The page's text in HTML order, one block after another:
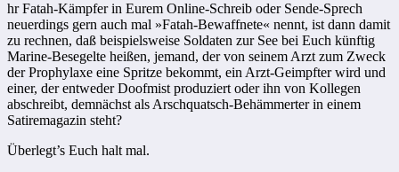
hr Fatah-Kämpfer in Eurem Online-Schreib oder Sende-Sprech
neuerdings gern auch mal »Fatah-Bewaffnete« nennt, ist dann damit
zu rechnen, daß beispielsweise Soldaten zur See bei Euch künftig
Marine-Besegelte heißen, jemand, der von seinem Arzt zum Zweck
der Prophylaxe eine Spritze bekommt, ein Arzt-Geimpfter wird und
einer, der entweder Doofmist produziert oder ihn von Kollegen
abschreibt, demnächst als Arschquatsch-Behämmerter in einem
Satiremagazin steht?
Überlegt’s Euch halt mal.